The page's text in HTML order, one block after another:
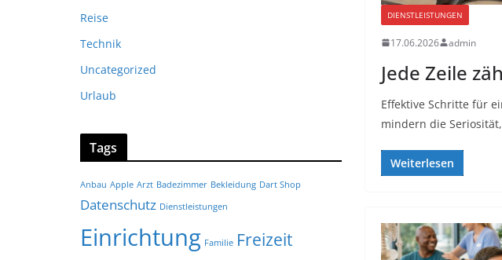
DIENSTLEISTUNGEN
17.06.2026 admin
Jede Zeile
Effektive Schritte für
mindern die
Weiterlesen
Reise
Technik
Uncategorized
Urlaub
Tags
Anbau Apple Arzt Badezimmer Bekleidung Dart Shop
Datenschutz Dienstleistungen
Einrichtung Familie Freizeit